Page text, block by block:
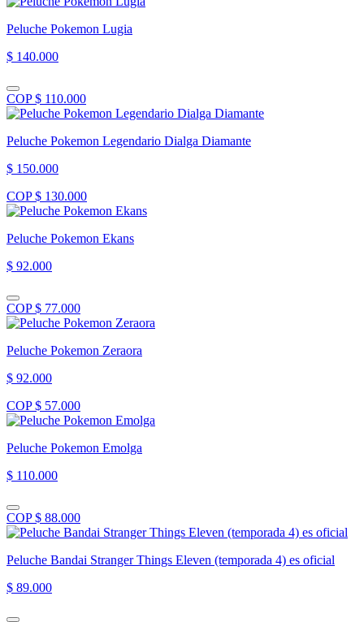
Peluche Pokemon Lugia
$ 140.000
COP $ 110.000
Peluche Pokemon Legendario Dialga Diamante
$ 150.000
COP $ 130.000
Peluche Pokemon Ekans
$ 92.000
COP $ 77.000
Peluche Pokemon Zeraora
$ 92.000
COP $ 57.000
Peluche Pokemon Emolga
$ 110.000
COP $ 88.000
Peluche Bandai Stranger Things Eleven (temporada 4) es oficial
$ 89.000